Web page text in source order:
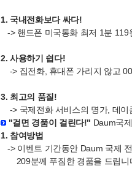
1. 국내전화보다 싸다!
-> 핸드폰 미국통화 최저 1분 119
2. 사용하기 쉽다!
-> 집전화, 휴대폰 가리지 않고
3. 최고의 품질!
-> 국제전화 서비스의 명가, 데이
"걸면 경품이 걸린다!" Daum국
1. 참여방법
-> 이벤트 기간동안 Daum 국제
209분께 푸짐한 경품을 드립니